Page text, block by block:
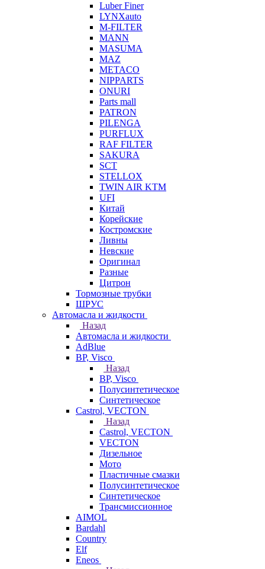
Luber Finer
LYNXauto
M-FILTER
MANN
MASUMA
MAZ
METACO
NIPPARTS
ONURI
Parts mall
PATRON
PILENGA
PURFLUX
RAF FILTER
SAKURA
SCT
STELLOX
TWIN AIR KTM
UFI
Китай
Корейские
Костромские
Ливны
Невские
Оригинал
Разные
Цитрон
Тормозные трубки
ШРУС
Автомасла и жидкости
Назад
Автомасла и жидкости
AdBlue
BP, Visco
Назад
BP, Visco
Полусинтетическое
Синтетическое
Castrol, VECTON
Назад
Castrol, VECTON
VECTON
Дизельное
Мото
Пластичные смазки
Полусинтетическое
Синтетическое
Трансмиссионное
AIMOL
Bardahl
Country
Elf
Eneos